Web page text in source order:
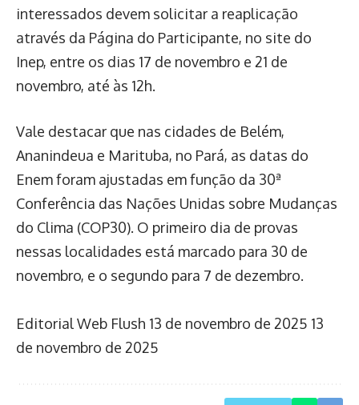
interessados devem solicitar a reaplicação
através da Página do Participante, no site do
Inep, entre os dias 17 de novembro e 21 de
novembro, até às 12h.
Vale destacar que nas cidades de Belém,
Ananindeua e Marituba, no Pará, as datas do
Enem foram ajustadas em função da 30ª
Conferência das Nações Unidas sobre Mudanças
do Clima (COP30). O primeiro dia de provas
nessas localidades está marcado para 30 de
novembro, e o segundo para 7 de dezembro.
Editorial Web Flush 13 de novembro de 2025 13
de novembro de 2025